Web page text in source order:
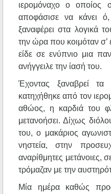
ιερομόναχο ο οποίος
αποφάσισε να κάνει
ξαναφέρει στα λογικά
την ώρα που κοιμόταν σ’
είδε σε ενύπνιο μια
ανήγγειλε την ίασή του.
Έχοντας ξαναβρεί
κατηχήθηκε από τον
αθώος, η καρδιά του
μετανοήσει. Δίχως
του, ο μακάριος
νηστεία, στην
αναρίθμητες μετάνοιες,
τρόμαζαν με την
Μία ημέρα καθώς